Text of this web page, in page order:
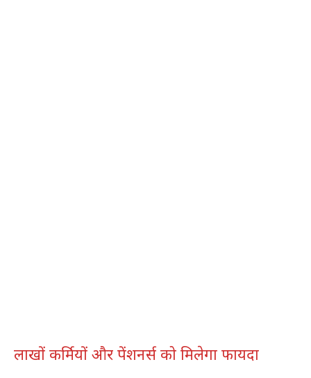
लाखों कर्मियों और पेंशनर्स को मिलेगा फायदा